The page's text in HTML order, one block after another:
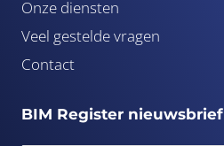
Onze diensten
Veel gestelde vragen
Contact
BIM Register nieuwsbrief